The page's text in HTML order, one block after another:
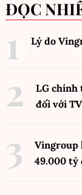
ĐỌC
Lý do
LG chính
đối với TV
Vingroup
49.000 tỷ